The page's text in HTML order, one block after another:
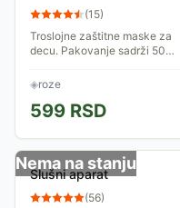
komada (15)
Troslojne zaštitne maske za
decu. Pakovanje sadrži 50
◈roze
599 RSD
Nema na stanju
Slušni aparat
(56)